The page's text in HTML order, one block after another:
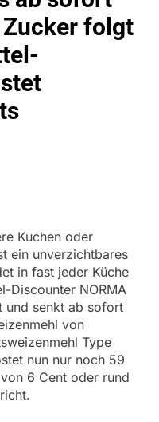
folgt
Kuchen oder
ein unverzichtbares
in fast jeder Küche
Discounter NORMA
und senkt ab sofort
von
Type
nun nur noch 59
6 Cent oder rund